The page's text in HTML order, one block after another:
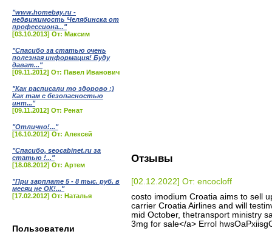
"www.homebay.ru -
недвижимость Челябинска от
профессиона..."
[03.10.2013] От: Максим
"Спасибо за статью очень
полезная информация! Буду
дават..."
[09.11.2012] От: Павел Иванович
"Как расписали то здорово :)
Как там с безопасностью
инт..."
[09.11.2012] От: Ренат
"Отлично!..."
[16.10.2012] От: Алексей
"Спасибо, seocabinet.ru за
статью !..."
[18.08.2012] От: Артем
"При зарплате 5 - 8 тыс. руб. в
месяц не ОК!..."
[17.02.2012] От: Наталья
Пользователи
Отзывы
[02.12.2022] От: encocloff
costo imodium Croatia aims to sell
carrier Croatia Airlines and will
mid October, thetransport ministry
3mg for sale</a> Errol